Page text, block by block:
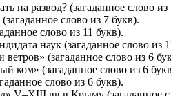
на развод? (загаданное слово из
слово из 7 букв).
слово из 11 букв).
наук (загаданное слово из
ветров» (загаданное слово из 6
ком» (загаданное слово из 6
слово из 6 букв).